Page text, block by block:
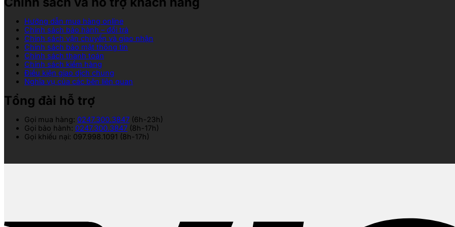
Hướng dẫn mua hàng online
Chính sách bảo hành – đổi trả
Chính sách vận chuyển và giao nhận
Chính sách bảo mật thông tin
Chính sách thanh toán
Chính sách kiểm hàng
Điều kiện giao dịch chung
Nghĩa vụ của các bên liên quan
Tổng đài hỗ trợ
Gọi mua hàng: 0247.300.3847 (6h-23h)
Gọi bảo hành: 0247.300.3847 (8h-17h)
Gọi khiếu nại: 097.998.1091 (8h-17h)